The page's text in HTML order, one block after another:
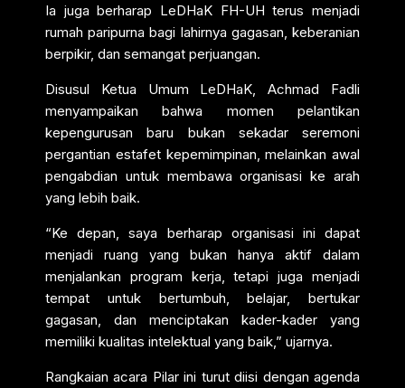
Ia juga berharap LeDHaK FH-UH terus menjadi
rumah paripurna bagi lahirnya gagasan, keberanian
berpikir, dan semangat perjuangan.
Disusul Ketua Umum LeDHaK, Achmad Fadli
menyampaikan bahwa momen pelantikan
kepengurusan baru bukan sekadar seremoni
pergantian estafet kepemimpinan, melainkan awal
pengabdian untuk membawa organisasi ke arah
yang lebih baik.
“Ke depan, saya berharap organisasi ini dapat
menjadi ruang yang bukan hanya aktif dalam
menjalankan program kerja, tetapi juga menjadi
tempat untuk bertumbuh, belajar, bertukar
gagasan, dan menciptakan kader-kader yang
memiliki kualitas intelektual yang baik,” ujarnya.
Rangkaian acara Pilar ini turut diisi dengan agenda